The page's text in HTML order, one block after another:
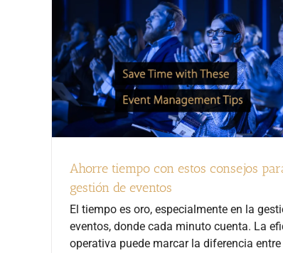
Ahorre tiempo con estos consejos
gestión de eventos
El tiempo es oro, especialmente en la
eventos, donde cada minuto cuenta. La
operativa puede marcar la diferencia entre